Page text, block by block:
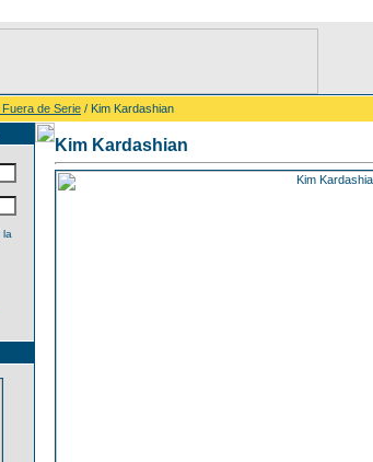
de Serie / Kim Kardashian
la
Kim Kardashian